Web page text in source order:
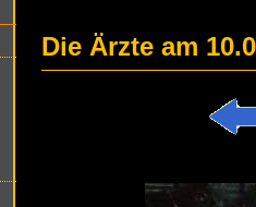
Die Ärzte am